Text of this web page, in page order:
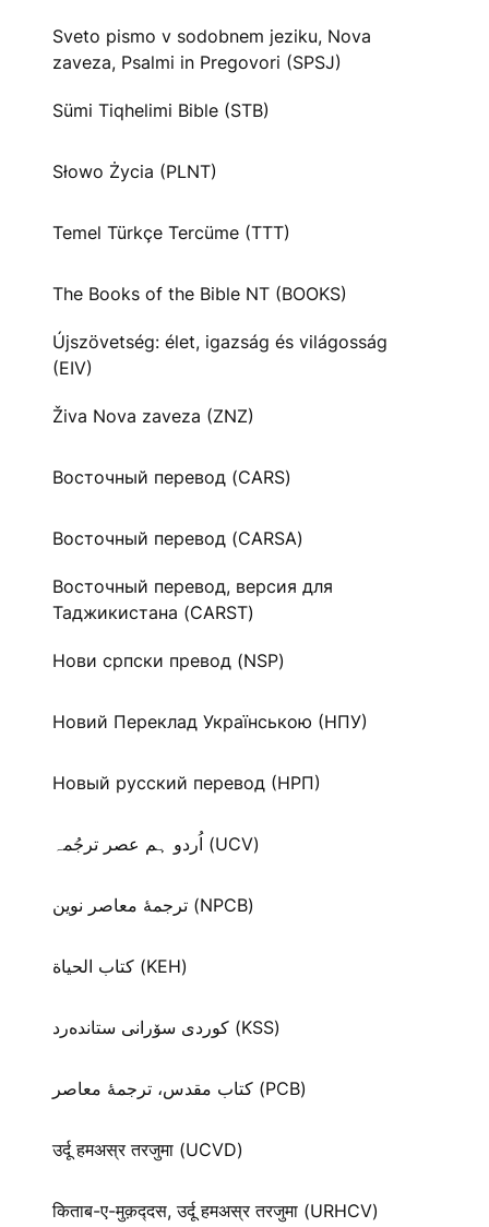
Sveto pismo v sodobnem jeziku, Nova
zaveza, Psalmi in Pregovori (SPSJ)
Sümi Tiqhelimi Bible (STB)
Słowo Życia (PLNT)
Temel Türkçe Tercüme (TTT)
The Books of the Bible NT (BOOKS)
Újszövetség: élet, igazság és világosság
(EIV)
Živa Nova zaveza (ZNZ)
Восточный перевод (CARS)
Восточный перевод (CARSA)
Восточный перевод, версия для
Таджикистана (CARST)
Нови српски превод (NSP)
Новий Переклад Українською (НПУ)
Новый русский перевод (НРП)
اُردو ہم عصر ترجُمہ (UCV)
ترجمۀ معاصر نوین (NPCB)
كتاب الحياة (KEH)
كوردی سۆرانی ستانده‌رد (KSS)
کتاب مقدس، ترجمۀ معاصر (PCB)
उर्दू हमअस्र तरजुमा (UCVD)
किताब-ए-मुक़द्‍दस, उर्दू हमअस्र तरजुमा (URHCV)